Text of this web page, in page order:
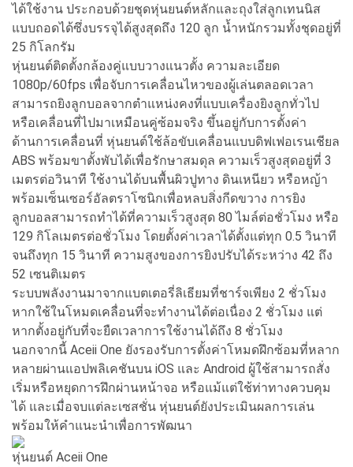
ได้ใช้งาน ประกอบด้วยชุดหุ่นยนต์หลักและถุงใส่ลูกเทนนิส
แบบถอดได้ซึ่งบรรจุได้สูงสุดถึง 120 ลูก น้ำหนักรวมทั้งชุดอยู่ที่
25 กิโลกรัม
หุ่นยนต์ติดตั้งกล้องคู่แบบวางแนวตั้ง ความละเอียด
1080p/60fps เพื่อจับการเคลื่อนไหวของผู้เล่นตลอดเวลา
สามารถยิงลูกบอลจากตำแหน่งคงที่แบบเครื่องยิงลูกทั่วไป
หรือเคลื่อนที่ไปมาเหมือนคู่ซ้อมจริง ขึ้นอยู่กับการตั้งค่า
ด้านการเคลื่อนที่ หุ่นยนต์ใช้ล้อขับเคลื่อนแบบดิฟเฟอเรนเชียล
ABS พร้อมขาตั้งพับได้เพื่อรักษาสมดุล ความเร็วสูงสุดอยู่ที่ 3
เมตรต่อวินาที ใช้งานได้บนพื้นผิวปูทาง ดินเหนียว หรือหญ้า
พร้อมเซ็นเซอร์อัลตราโซนิกเพื่อหลบสิ่งกีดขวาง การยิง
ลูกบอลสามารถทำได้ที่ความเร็วสูงสุด 80 ไมล์ต่อชั่วโมง หรือ
129 กิโลเมตรต่อชั่วโมง โดยตั้งค่าเวลาได้ตั้งแต่ทุก 0.5 วินาที
จนถึงทุก 15 วินาที ความสูงของการยิงปรับได้ระหว่าง 42 ถึง
52 เซนติเมตร
ระบบพลังงานมาจากแบตเตอรี่ลิเธียมที่ชาร์จเพียง 2 ชั่วโมง
หากใช้ในโหมดเคลื่อนที่จะทำงานได้ต่อเนื่อง 2 ชั่วโมง แต่
หากตั้งอยู่กับที่จะยืดเวลาการใช้งานได้ถึง 8 ชั่วโมง
นอกจากนี้ Aceii One ยังรองรับการตั้งค่าโหมดฝึกซ้อมที่หลาก
หลายผ่านแอปพลิเคชันบน iOS และ Android ผู้ใช้สามารถสั่ง
เริ่มหรือหยุดการฝึกผ่านหน้าจอ หรือแม้แต่ใช้ท่าทางควบคุม
ได้ และเมื่อจบแต่ละเซสชั่น หุ่นยนต์ยังประเมินผลการเล่น
พร้อมให้คำแนะนำเพื่อการพัฒนา
หุ่นยนต์ Aceii One